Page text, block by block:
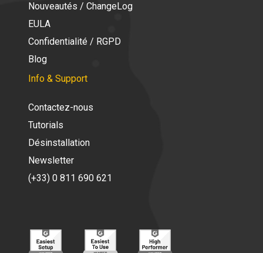
Nouveautés / ChangeLog
EULA
Confidentialité / RGPD
Blog
Info & Support
Contactez-nous
Tutorials
Désinstallation
Newsletter
(+33) 0 811 690 621